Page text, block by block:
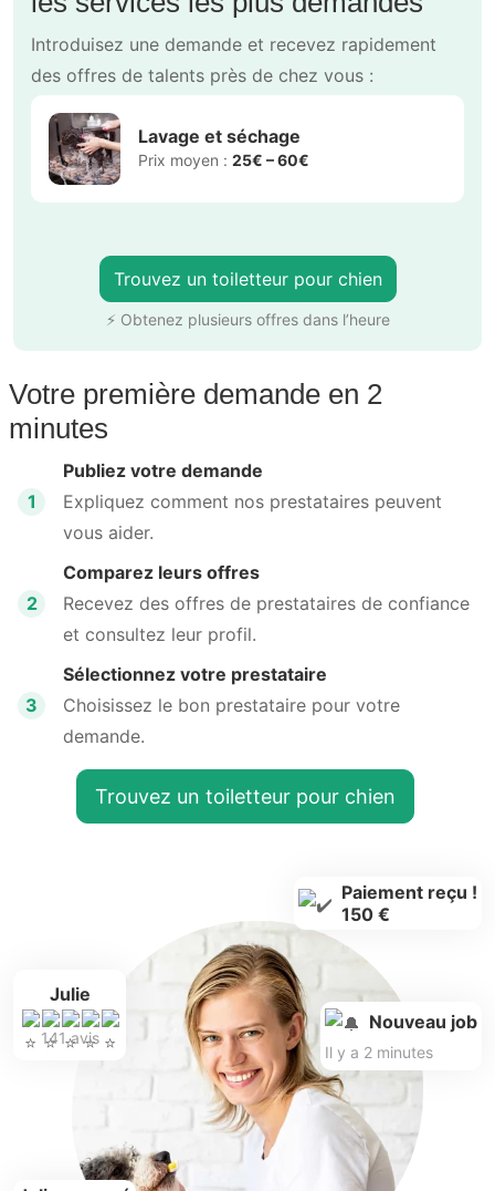
Introduisez une demande et recevez rapidement
des offres de talents près de chez vous :
Lavage et séchage
Prix moyen : 25€ – 60€
Trouvez un toiletteur pour chien
⚡ Obtenez plusieurs offres dans l’heure
Votre première demande en 2
minutes
1
Publiez votre demande
Expliquez comment nos prestataires peuvent
vous aider.
2
Comparez leurs offres
Recevez des offres de prestataires de confiance
et consultez leur profil.
3
Sélectionnez votre prestataire
Choisissez le bon prestataire pour votre
demande.
Trouvez un toiletteur pour chien
Julie
141 avis
Paiement reçu !
150 €
Nouveau job
Il y a 2 minutes